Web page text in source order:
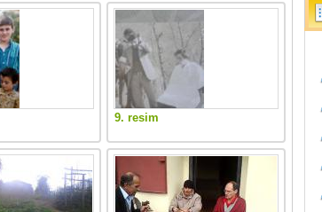
9. resim